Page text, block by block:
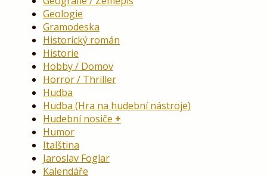
Geologie
Gramodeska
Historický román
Historie
Hobby / Domov
Horror / Thriller
Hudba
Hudba (Hra na hudební nástroje)
Hudební nosiče
Humor
Italština
Jaroslav Foglar
Kalendáře